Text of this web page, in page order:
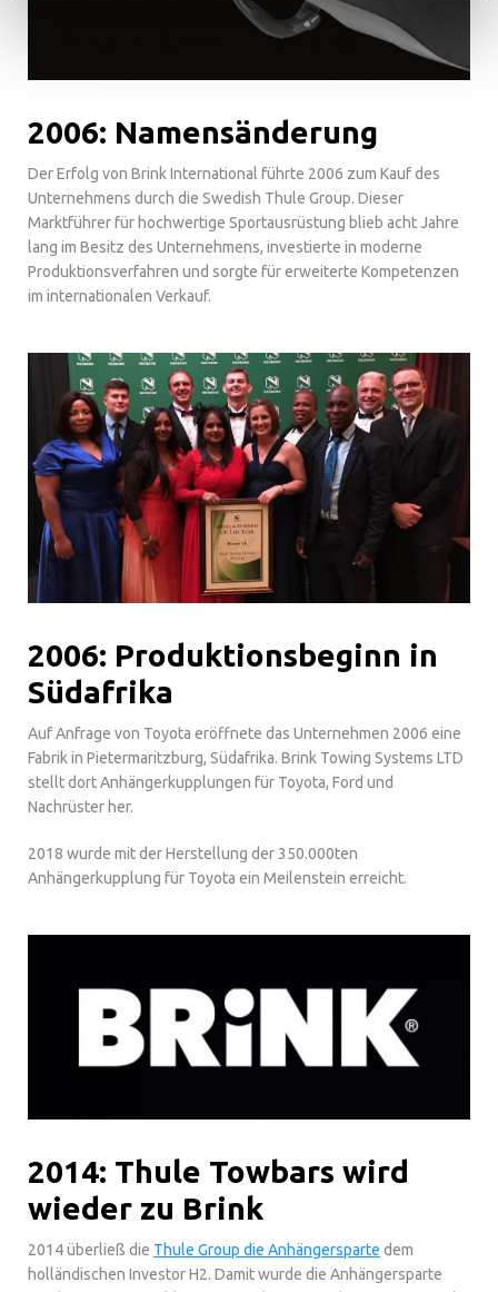
2006: Namensänderung
Der Erfolg von Brink International führte 2006 zum Kauf des
Unternehmens durch die Swedish Thule Group. Dieser
Marktführer für hochwertige Sportausrüstung blieb acht Jahre
lang im Besitz des Unternehmens, investierte in moderne
Produktionsverfahren und sorgte für erweiterte Kompetenzen
im internationalen Verkauf.
2006: Produktionsbeginn in
Südafrika
Auf Anfrage von Toyota eröffnete das Unternehmen 2006 eine
Fabrik in Pietermaritzburg, Südafrika. Brink Towing Systems LTD
stellt dort Anhängerkupplungen für Toyota, Ford und
Nachrüster her.
2018 wurde mit der Herstellung der 350.000ten
Anhängerkupplung für Toyota ein Meilenstein erreicht.
2014: Thule Towbars wird
wieder zu Brink
2014 überließ die Thule Group die Anhängersparte dem
holländischen Investor H2. Damit wurde die Anhängersparte